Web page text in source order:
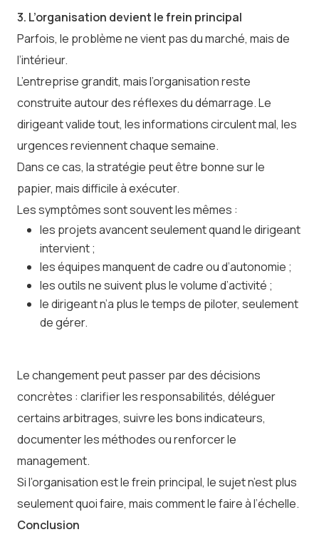
3. L’organisation devient le frein principal
Parfois, le problème ne vient pas du marché, mais de
l’intérieur.
L’entreprise grandit, mais l’organisation reste
construite autour des réflexes du démarrage. Le
dirigeant valide tout, les informations circulent mal, les
urgences reviennent chaque semaine.
Dans ce cas, la stratégie peut être bonne sur le
papier, mais difficile à exécuter.
Les symptômes sont souvent les mêmes :
les projets avancent seulement quand le dirigeant
intervient ;
les équipes manquent de cadre ou d’autonomie ;
les outils ne suivent plus le volume d’activité ;
le dirigeant n’a plus le temps de piloter, seulement
de gérer.
Le changement peut passer par des décisions
concrètes : clarifier les responsabilités, déléguer
certains arbitrages, suivre les bons indicateurs,
documenter les méthodes ou renforcer le
management.
Si l’organisation est le frein principal, le sujet n’est plus
seulement quoi faire, mais comment le faire à l’échelle.
Conclusion